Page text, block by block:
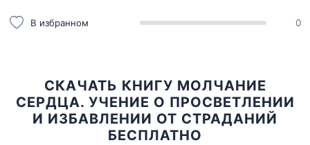
В избранном 0
СКАЧАТЬ КНИГУ МОЛЧАНИЕ
СЕРДЦА. УЧЕНИЕ О ПРОСВЕТЛЕНИИ
И ИЗБАВЛЕНИИ ОТ СТРАДАНИЙ
БЕСПЛАТНО